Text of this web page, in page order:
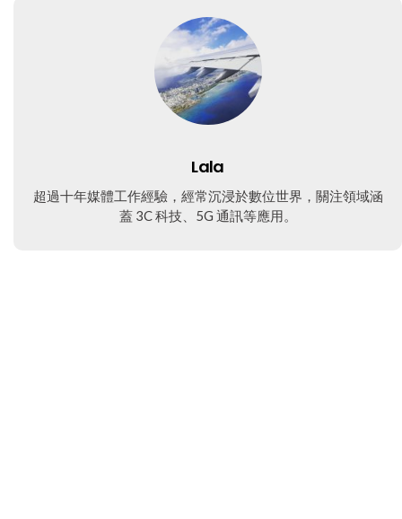
Lala
超過十年媒體工作經驗，經常沉浸於數位世界，關注領域涵
蓋 3C 科技、5G 通訊等應用。